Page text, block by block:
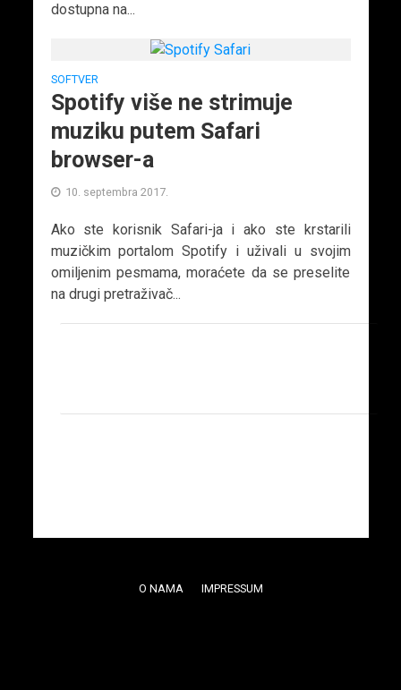
dostupna na...
SOFTVER
Spotify više ne strimuje
muziku putem Safari
browser-a
10. septembra 2017.
Ako ste korisnik Safari-ja i ako ste krstarili
muzičkim portalom Spotify i uživali u svojim
omiljenim pesmama, moraćete da se preselite
na drugi pretraživač...
O NAMA IMPRESSUM